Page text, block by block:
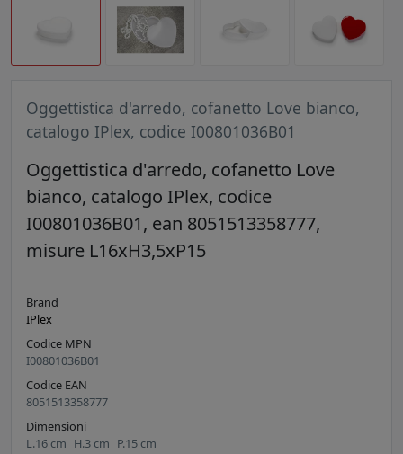
Oggettistica d'arredo, cofanetto Love bianco,
catalogo IPlex, codice I00801036B01
Oggettistica d'arredo, cofanetto Love
bianco, catalogo IPlex, codice
I00801036B01, ean 8051513358777,
misure L16xH3,5xP15
Brand
IPlex
Codice MPN
I00801036B01
Codice EAN
8051513358777
Dimensioni
L.16 cm H.3 cm P.15 cm